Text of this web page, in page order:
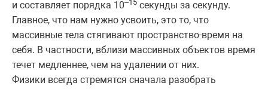
и составляет порядка 10–15 секунды за секунду.
Главное, что нам нужно усвоить, это то, что
массивные тела стягивают пространство-время на
себя. В частности, вблизи массивных объектов время
течет медленнее, чем на удалении от них.
Физики всегда стремятся сначала разобрать